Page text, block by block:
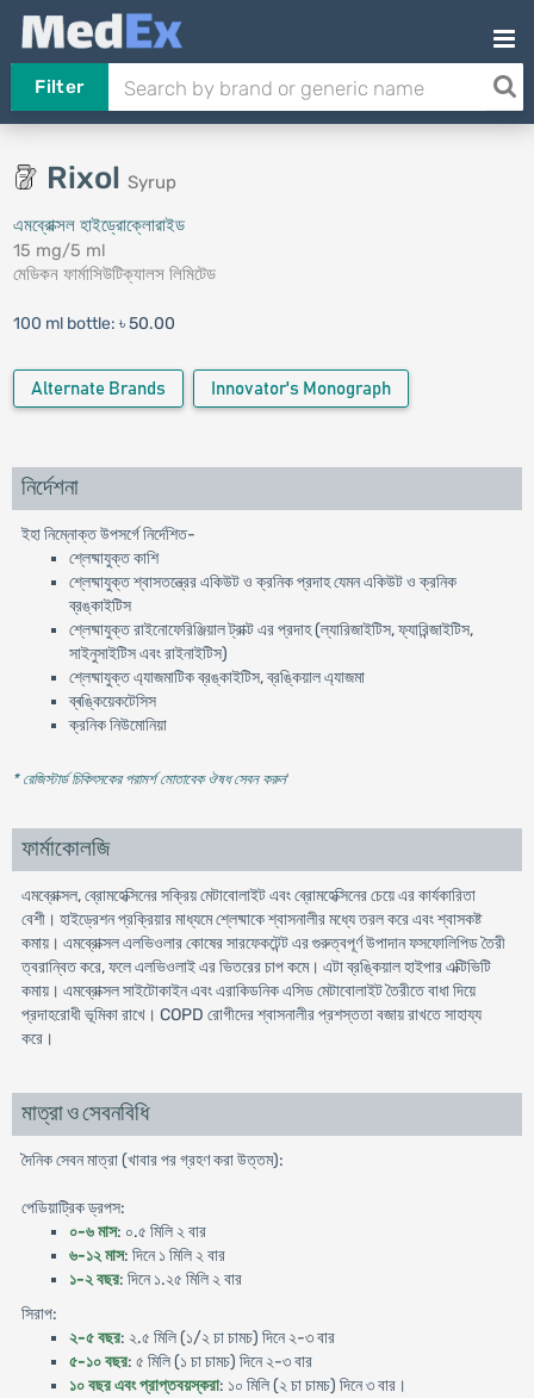
Filter
Rixol Syrup
এমব্রোক্সল হাইড্রোক্লোরাইড
15 mg/5 ml
মেডিকন ফার্মাসিউটিক্যালস লিমিটেড
100 ml bottle: ৳ 50.00
Alternate Brands Innovator's Monograph
নির্দেশনা
ইহা নিম্নোক্ত উপসর্গে নির্দেশিত-
শ্লেষ্মাযুক্ত কাশি
শ্লেষ্মাযুক্ত শ্বাসতন্ত্রের একিউট ও ক্রনিক প্রদাহ যেমন একিউট ও ক্রনিক
ব্রঙ্কাইটিস
শ্লেষ্মাযুক্ত রাইনোফেরিঞ্জিয়াল ট্রাক্ট এর প্রদাহ (ল্যারিজাইটিস, ফ্যারিন্জাইটিস,
সাইনুসাইটিস এবং রাইনাইটিস)
শ্লেষ্মাযুক্ত এ্যাজমাটিক ব্রঙ্কাইটিস, ব্রঙ্কিয়াল এ্যাজমা
ব্ৰঙ্কিয়েকটেসিস
ক্রনিক নিউমোনিয়া
* রেজিস্টার্ড চিকিৎসকের পরামর্শ মোতাবেক ঔষধ সেবন করুন'
ফার্মাকোলজি
এমব্রোক্সল, ব্রোমহেক্সিনের সক্রিয় মেটাবোলাইট এবং ব্রোমহেক্সিনের চেয়ে এর কার্যকারিতা
বেশী। হাইড্রেশন প্রক্রিয়ার মাধ্যমে শ্লেষ্মাকে শ্বাসনালীর মধ্যে তরল করে এবং শ্বাসকষ্ট
কমায়। এমব্রোক্সল এলভিওলার কোষের সারফেকটেন্ট এর গুরুত্বপূর্ণ উপাদান ফসফোলিপিড তৈরী
ত্বরান্বিত করে, ফলে এলভিওলাই এর ভিতরের চাপ কমে। এটা ব্রঙ্কিয়াল হাইপার এক্টিভিটি
কমায়। এমব্রোক্সল সাইটোকাইন এবং এরাকিডনিক এসিড মেটাবোলাইট তৈরীতে বাধা দিয়ে
প্রদাহরোধী ভূমিকা রাখে। COPD রোগীদের শ্বাসনালীর প্রশস্ততা বজায় রাখতে সাহায্য
করে।
মাত্রা ও সেবনবিধি
দৈনিক সেবন মাত্রা (খাবার পর গ্রহণ করা উত্তম):
পেডিয়াট্রিক ড্রপস:
০-৬ মাস: ০.৫ মিলি ২ বার
৬-১২ মাস: দিনে ১ মিলি ২ বার
১-২ বছর: দিনে ১.২৫ মিলি ২ বার
সিরাপ:
২-৫ বছর: ২.৫ মিলি (১/২ চা চামচ) দিনে ২-৩ বার
৫-১০ বছর: ৫ মিলি (১ চা চামচ) দিনে ২-৩ বার
১০ বছর এবং প্রাপ্তবয়স্করা: ১০ মিলি (২ চা চামচ) দিনে ৩ বার।